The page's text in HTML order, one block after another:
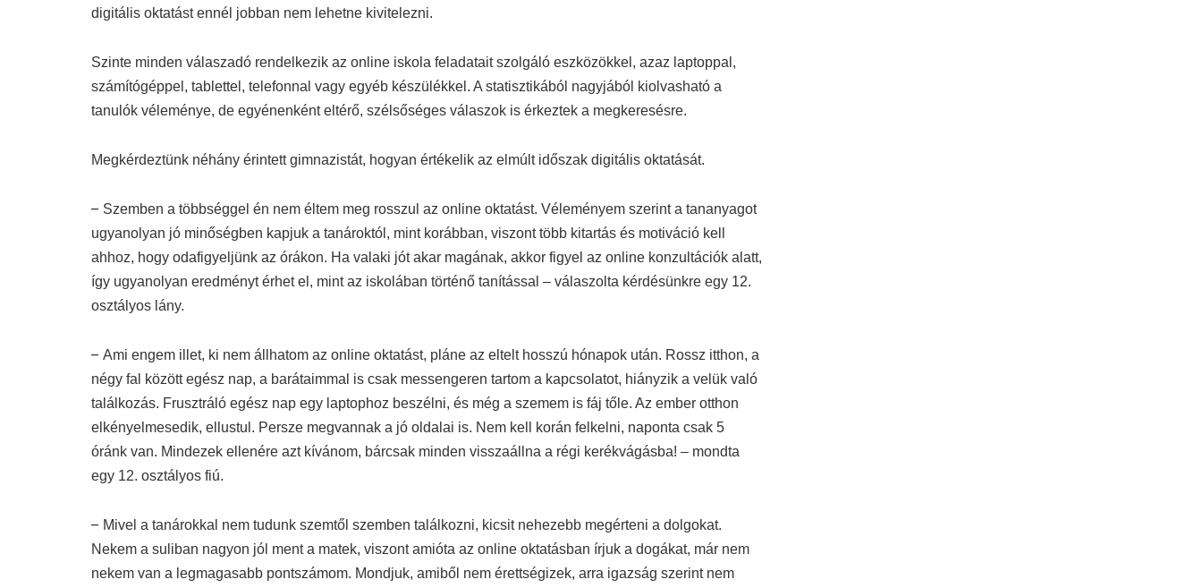
digitális oktatást ennél jobban nem lehetne kivitelezni.
Szinte minden válaszadó rendelkezik az online iskola feladatait szolgáló eszközökkel, azaz laptoppal,
számítógéppel, tablettel, telefonnal vagy egyéb készülékkel. A statisztikából nagyjából kiolvasható a
tanulók véleménye, de egyénenként eltérő, szélsőséges válaszok is érkeztek a megkeresésre.
Megkérdeztünk néhány érintett gimnazistát, hogyan értékelik az elmúlt időszak digitális oktatását.
– Szemben a többséggel én nem éltem meg rosszul az online oktatást. Véleményem szerint a tananyagot
ugyanolyan jó minőségben kapjuk a tanároktól, mint korábban, viszont több kitartás és motiváció kell
ahhoz, hogy odafigyeljünk az órákon. Ha valaki jót akar magának, akkor figyel az online konzultációk alatt,
így ugyanolyan eredményt érhet el, mint az iskolában történő tanítással – válaszolta kérdésünkre egy 12.
osztályos lány.
– Ami engem illet, ki nem állhatom az online oktatást, pláne az eltelt hosszú hónapok után. Rossz itthon, a
négy fal között egész nap, a barátaimmal is csak messengeren tartom a kapcsolatot, hiányzik a velük való
találkozás. Frusztráló egész nap egy laptophoz beszélni, és még a szemem is fáj tőle. Az ember otthon
elkényelmesedik, ellustul. Persze megvannak a jó oldalai is. Nem kell korán felkelni, naponta csak 5
óránk van. Mindezek ellenére azt kívánom, bárcsak minden visszaállna a régi kerékvágásba! – mondta
egy 12. osztályos fiú.
– Mivel a tanárokkal nem tudunk szemtől szemben találkozni, kicsit nehezebb megérteni a dolgokat.
Nekem a suliban nagyon jól ment a matek, viszont amióta az online oktatásban írjuk a dogákat, már nem
nekem van a legmagasabb pontszámom. Mondjuk, amiből nem érettségizek, arra igazság szerint nem